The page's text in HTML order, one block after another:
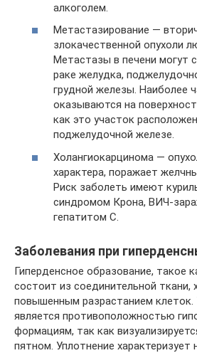
алкоголем.
Метастазирование —
злокачественной опухоли
Метастазы в печени могут
раке желудка,
грудной железы. Наиболее
оказываются на
как это участок
поджелудочной железе.
Холангиокарцинома —
характера, поражает
Риск заболеть имеют
синдромом Крона, ВИЧ-
гепатитом С.
Заболевания при
Гиперденсное образование, такое
состоит из соединительной ткани,
повышенным разрастанием клеток.
является противоположностью
формациям, так как
пятном. Уплотнение характеризует